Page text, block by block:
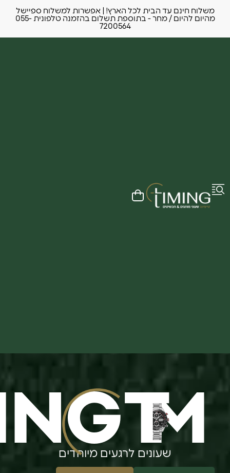
משלוח חינם עד הבית לכל הארץ! | אפשרות למשלוח ספיישל
מהיום להיום / מחר - בתוספת תשלום בהזמנה טלפונית 055-
7200564
M
T
שעונים לרגעים מיוחדים